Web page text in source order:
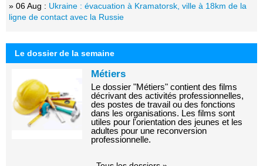
» 06 Aug : Ukraine : évacuation à Kramatorsk, ville à 18km de la
ligne de contact avec la Russie
Le dossier de la semaine
Métiers
Le dossier "Métiers" contient des films
décrivant des activités professionnelles,
des postes de travail ou des fonctions
dans les organisations. Les films sont
utiles pour l'orientation des jeunes et les
adultes pour une reconversion
professionnelle.